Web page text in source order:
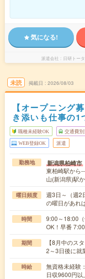
気になる!
派遣会社 日研トー
未読 掲載日 2026/08/03
【オープニング
き添いも仕事の1
職種未経験OK 交通費別
WEB登録OK 派遣
勤務地 新潟県柏崎市
東柏崎駅から
山(新潟県)駅
曜日頻度
週3日～（週2
の曜日があれ
時間
9:00～18:00
OK！早番
期間
【8月中のス
2～3日後に就
時給
無資格未経
日収9600円以